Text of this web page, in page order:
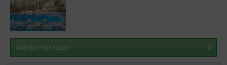
Välj den här resan